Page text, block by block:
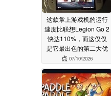
这款掌上游戏机的运行
速度比联想Legion Go 2
快达110%，而这仅仅
是它最出色的第二大优
点 07/10/2026